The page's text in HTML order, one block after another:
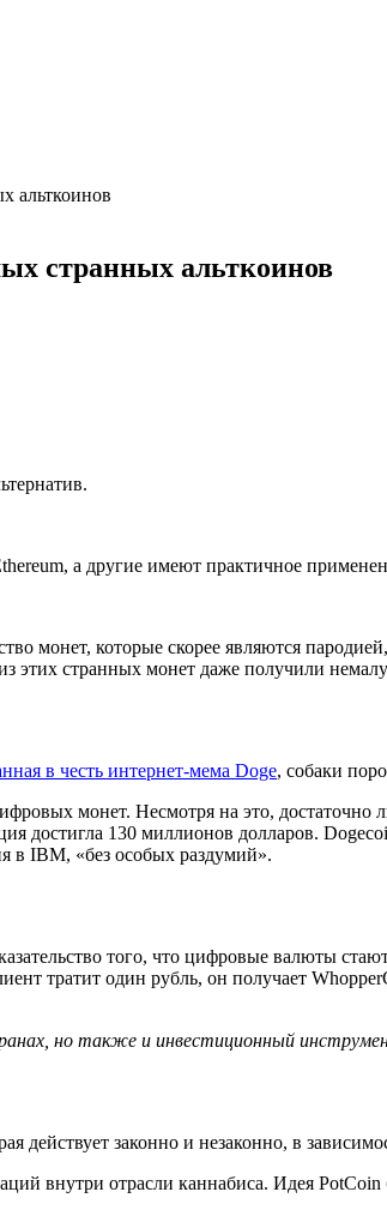
альткоинов
странных альткоинов
а другие имеют практичное
монет, которые скорее являются
этих странных монет даже получили
в честь интернет-мема Doge, собаки
монет. Несмотря на это, достаточно
достигла 130 миллионов долларов.
в IBM, «без особых раздумий».
того, что цифровые валюты
тратит один рубль, он получает
но также и инвестиционный
действует законно и незаконно, в
внутри отрасли каннабиса. Идея